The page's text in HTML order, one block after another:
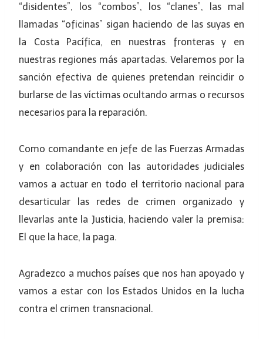
“disidentes”, los “combos”, los “clanes”, las mal
llamadas “oficinas” sigan haciendo de las suyas en
la Costa Pacífica, en nuestras fronteras y en
nuestras regiones más apartadas. Velaremos por la
sanción efectiva de quienes pretendan reincidir o
burlarse de las víctimas ocultando armas o recursos
necesarios para la reparación.
Como comandante en jefe de las Fuerzas Armadas
y en colaboración con las autoridades judiciales
vamos a actuar en todo el territorio nacional para
desarticular las redes de crimen organizado y
llevarlas ante la Justicia, haciendo valer la premisa:
El que la hace, la paga.
Agradezco a muchos países que nos han apoyado y
vamos a estar con los Estados Unidos en la lucha
contra el crimen transnacional.